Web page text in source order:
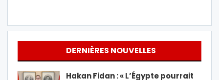
DERNIÈRES NOUVELLES
Hakan Fidan : « L’Égypte pourrait